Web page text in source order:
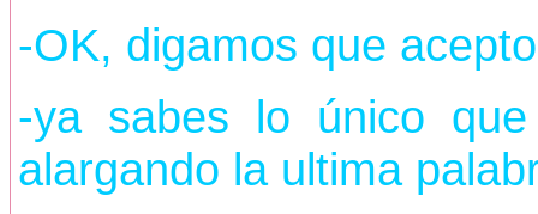
-OK, digamos que
-ya sabes lo único
alargando la ultima